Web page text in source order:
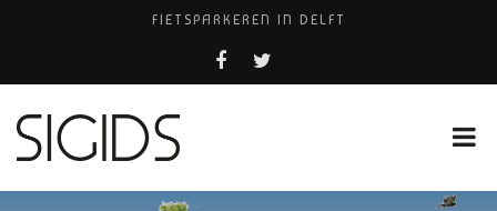
FIETSPARKEREN IN DELFT
FIETS KWIJT IN TILBURG?
USED PRODUCTS LEIDEN